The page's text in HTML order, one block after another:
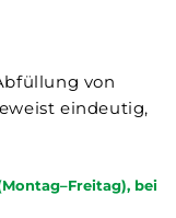
von
eindeutig,
bei